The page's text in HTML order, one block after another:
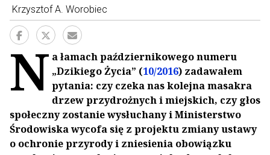
Krzysztof A. Worobiec
N a łamach październikowego numeru
„Dzikiego Życia” (10/2016) zadawałem
pytania: czy czeka nas kolejna masakra
drzew przydrożnych i miejskich, czy głos
społeczny zostanie wysłuchany i Ministerstwo
Środowiska wycofa się z projektu zmiany ustawy
o ochronie przyrody i zniesienia obowiązku